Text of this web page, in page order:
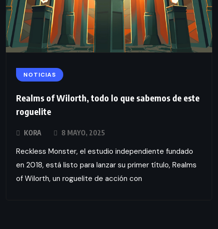
NOTICIAS
Realms of Wilorth, todo lo que sabemos de este
roguelite
KORA 8 MAYO, 2025
Reckless Monster, el estudio independiente fundado
en 2018, está listo para lanzar su primer título, Realms
of Wilorth, un roguelite de acción con